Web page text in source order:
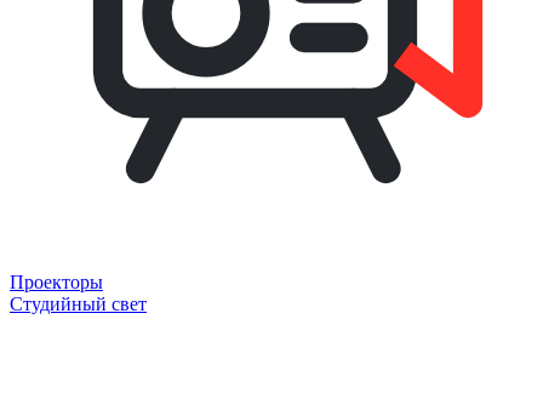
Проекторы
Студийный свет